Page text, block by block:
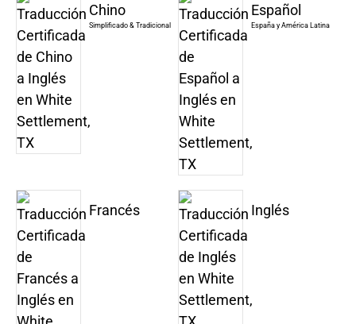
Chino
Simplificado & Tradicional
Español
España y América Latina
Francés Inglés